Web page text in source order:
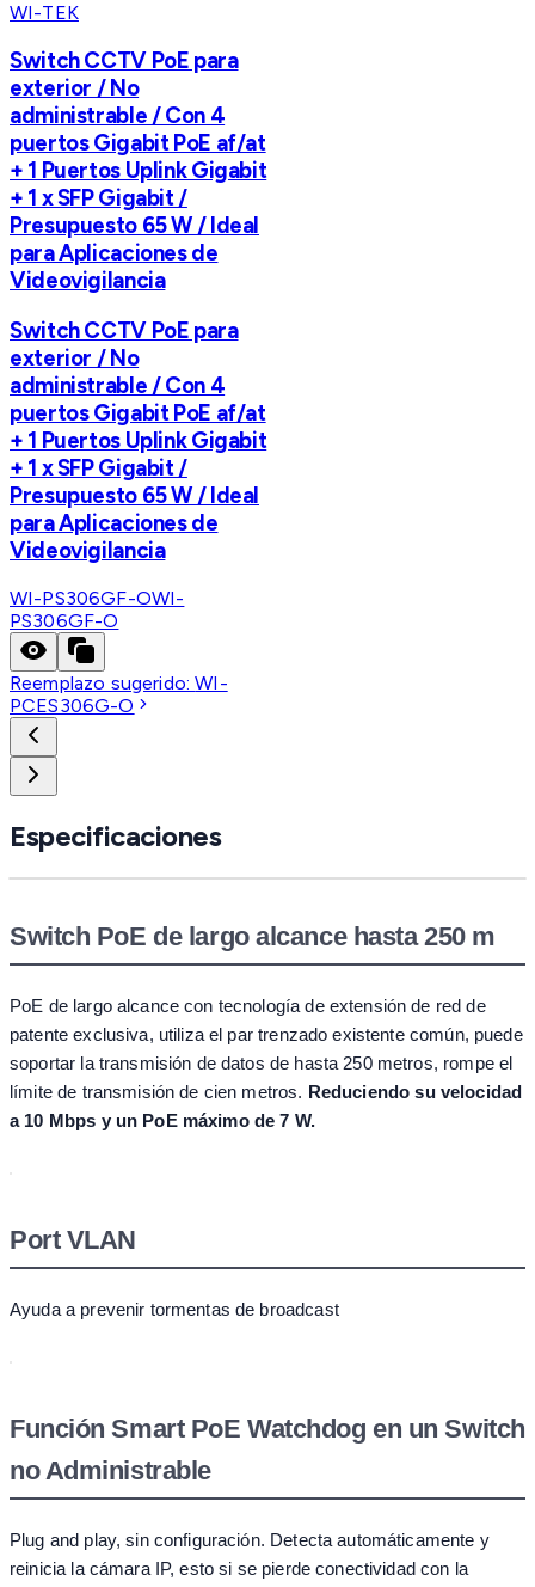
WI-TEK
Switch CCTV PoE para
exterior / No
administrable / Con 4
puertos Gigabit PoE af/at
+ 1 Puertos Uplink Gigabit
+ 1 x SFP Gigabit /
Presupuesto 65 W / Ideal
para Aplicaciones de
Videovigilancia
Switch CCTV PoE para
exterior / No
administrable / Con 4
puertos Gigabit PoE af/at
+ 1 Puertos Uplink Gigabit
+ 1 x SFP Gigabit /
Presupuesto 65 W / Ideal
para Aplicaciones de
Videovigilancia
WI-PS306GF-OWI-
PS306GF-O
Reemplazo sugerido:WI-
PCES306G-O
Especificaciones
Switch PoE de largo alcance hasta 250 m
PoE de largo alcance con tecnología de extensión de red de
patente exclusiva, utiliza el par trenzado existente común, puede
soportar la transmisión de datos de hasta 250 metros, rompe el
límite de transmisión de cien metros. Reduciendo su velocidad
a 10 Mbps y un PoE máximo de 7 W.
Port VLAN
Ayuda a prevenir tormentas de broadcast
Función Smart PoE Watchdog en un Switch
no Administrable
Plug and play, sin configuración. Detecta automáticamente y
reinicia la cámara IP, esto si se pierde conectividad con la